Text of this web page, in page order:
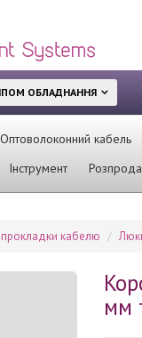
ОБЛАДНАННЯ
Оптоволоконний кабель
Інструмент
кабелю
мм